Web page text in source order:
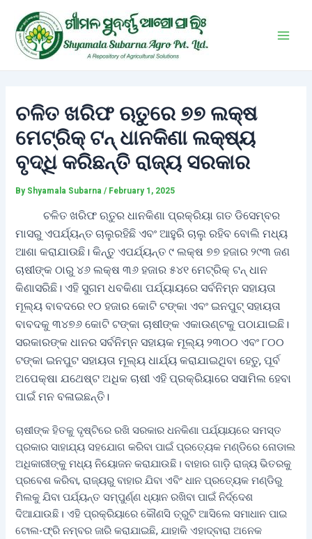
content
ଚଳିତ ଖରିଫ ଋତୁରେ ୭୭ ଲକ୍ଷ
ମେଟ୍ରିକ୍ ଟନ୍ ଧାନକିଣା ଲକ୍ଷ୍ୟ
ବୃଦ୍ଧି କରିଛନ୍ତି ରାଜ୍ୟ ସରକାର
By Shyamala Subarna/ February 1, 2025
ଚଳିତ ଖରିଫ ଋତୁର ଧାନକିଣା ପ୍ରକ୍ରିୟା ଗତ ଡିସେମ୍ବର
ମାସରୁ ଏପର୍ଯ୍ୟନ୍ତ ଚାଲୁରହିଛି ଏବଂ ଆହୁରି ଚାଲୁ ରହିବ ବୋଲି ମଧ୍ୟ
ଆଶା କରାଯାଉଛି। କିନ୍ତୁ ଏପର୍ଯ୍ୟନ୍ତ ୯ ଲକ୍ଷ ୭୭ ହଜାର ୨୯୩ ଜଣ
ଚାଷୀଙ୍କ ଠାରୁ ୪୬ ଲକ୍ଷ ୩୬ ହଜାର ୫୪୧ ମେଟ୍ରିକ୍ ଟନ୍ ଧାନ
କିଣାସରିଛି। ଏହି ସୁଗମ ଧବକିଣା ପର୍ଯ୍ୟାୟରେ ସର୍ବନିମ୍ନ ସହାୟତା
ମୂଲ୍ୟ ବାବଦରେ ୧୦ ହଜାର କୋଟି ଟଙ୍କା ଏବଂ ଇନପୁଟ୍ ସହାୟତା
ବାବଦକୁ ୩୪୭୬ କୋଟି ଟଙ୍କା ଚାଷୀଙ୍କ ଏକାଉଣ୍ଟକୁ ପଠାଯାଇଛି।
ସରକାରଙ୍କ ଧାନର ସର୍ବନିମ୍ନ ସହାୟକ ମୂଲ୍ୟ ୨୩୦୦ ଏବଂ ୮୦୦
ଟଙ୍କା ଇନପୁଟ ସହାୟତା ମୂଲ୍ୟ ଧାର୍ଯ୍ୟ କରାଯାଇଥିବା ହେତୁ, ପୂର୍ବ
ଅପେକ୍ଷା ଯଥେଷ୍ଟ ଅଧିକ ଚାଷୀ ଏହି ପ୍ରକ୍ରିୟାରେ ସସାମିଲ ହେବା
ପାଇଁ ମନ ବଳାଇଛନ୍ତି।
ଚାଷୀଙ୍କ ହିତକୁ ଦୃଷ୍ଟିରେ ରଖି ସରକାର ଧନକିଣା ପର୍ଯ୍ୟାୟରେ ସମସ୍ତ
ପ୍ରକାର ସାହାଯ୍ୟ ସହଯୋଗ କରିବା ପାଇଁ ପ୍ରତ୍ୟେକ ମଣ୍ଡିରେ ନୋଡାଲ
ଅଧିକାରୀଙ୍କୁ ମଧ୍ୟ ନିୟୋଜନ କରାଯାଉଛି। ବାହାର ଗାଡ଼ି ରାଜ୍ୟ ଭିତରକୁ
ପ୍ରବେଶ କରିବା, ରାଜ୍ୟରୁ ବାହାର ଯିବା ଏବିଂ ଧାନ ପ୍ରତ୍ୟେକ ମଣ୍ଡିରୁ
ମିଲକୁ ଯିବା ପର୍ଯ୍ୟନ୍ତ ସମ୍ପୁର୍ଣ୍ଣ ଧ୍ୟାନ ରଖିବା ପାଇଁ ନିର୍ଦ୍ଦେଶ
ଦିଆଯାଉଛି। ଏହି ପ୍ରକ୍ରିୟାରେ କୌଣସି ତ୍ରୁଟି ଆସିଲେ ସମାଧାନ ପାଇ
ଟୋଲ-ଫ୍ରି ନମ୍ବର ଜାରି କରାଯାଇଛି, ଯାହାକି ଏହାଦ୍ବାରା ଅନେକ
navigation